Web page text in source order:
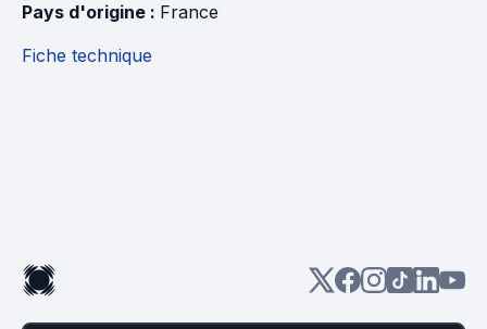
Pays d'origine : France
Fiche technique